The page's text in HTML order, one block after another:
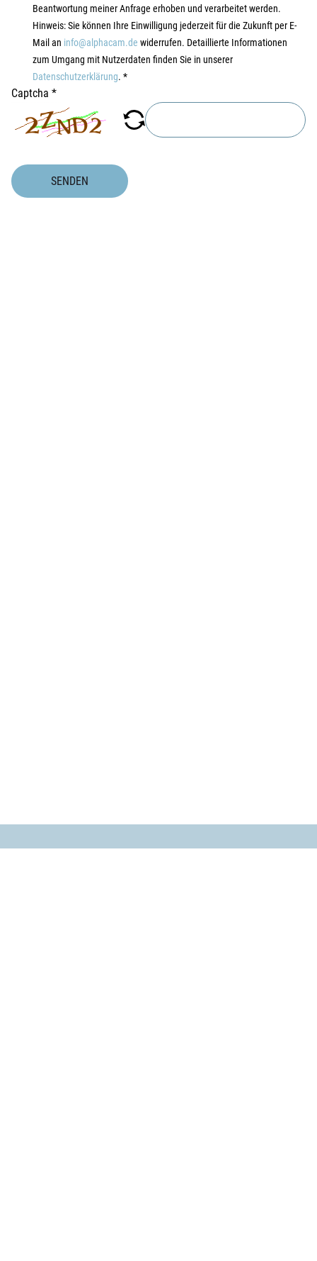
Beantwortung meiner Anfrage erhoben und verarbeitet werden.
Hinweis: Sie können Ihre Einwilligung jederzeit für die Zukunft per E-
Mail an info@alphacam.de widerrufen. Detaillierte Informationen
zum Umgang mit Nutzerdaten finden Sie in unserer
Datenschutzerklärung. *
Captcha *
SENDEN